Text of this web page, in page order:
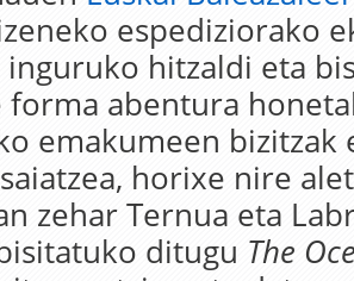
espediziorako
inguruko hitzaldi eta
abentura
emakumeen bizitzak
horixe nire
zehar Ternua eta
ditugu The